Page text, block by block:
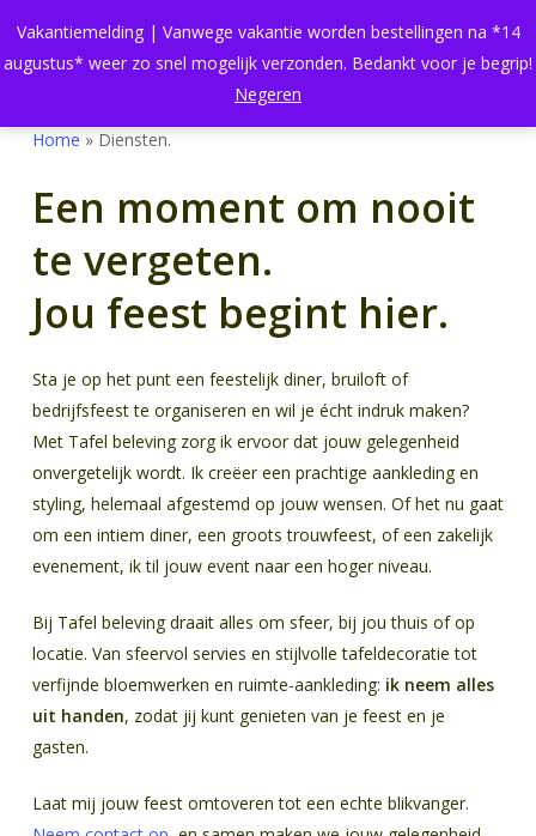
Vakantiemelding | Vanwege vakantie worden bestellingen na *14
augustus* weer zo snel mogelijk verzonden. Bedankt voor je begrip!
Negeren
main
Menu
Cart Close
Cart
Home » Diensten.
Een moment om nooit
te vergeten.
Jou feest begint hier.
Sta je op het punt een feestelijk diner, bruiloft of
bedrijfsfeest te organiseren en wil je écht indruk maken?
Met Tafel beleving zorg ik ervoor dat jouw gelegenheid
onvergetelijk wordt. Ik creëer een prachtige aankleding en
styling, helemaal afgestemd op jouw wensen. Of het nu gaat
om een intiem diner, een groots trouwfeest, of een zakelijk
evenement, ik til jouw event naar een hoger niveau.
Bij Tafel beleving draait alles om sfeer, bij jou thuis of op
locatie. Van sfeervol servies en stijlvolle tafeldecoratie tot
verfijnde bloemwerken en ruimte-aankleding: ik neem alles
uit handen, zodat jij kunt genieten van je feest en je
gasten.
Laat mij jouw feest omtoveren tot een echte blikvanger.